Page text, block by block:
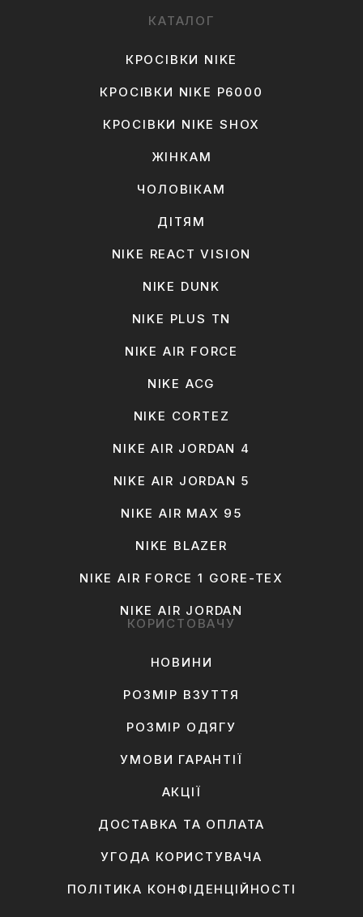
КАТАЛОГ
КРОСІВКИ NIKE
КРОСІВКИ NIKE P6000
КРОСІВКИ NIKE SHOX
ЖІНКАМ
ЧОЛОВІКАМ
ДІТЯМ
NIKE REACT VISION
NIKE DUNK
NIKE PLUS TN
NIKE AIR FORCE
NIKE ACG
NIKE CORTEZ
NIKE AIR JORDAN 4
NIKE AIR JORDAN 5
NIKE AIR MAX 95
NIKE BLAZER
NIKE AIR FORCE 1 GORE-TEX
NIKE AIR JORDAN
КОРИСТОВАЧУ
НОВИНИ
РОЗМІР ВЗУТТЯ
РОЗМІР ОДЯГУ
УМОВИ ГАРАНТІЇ
АКЦІЇ
ДОСТАВКА ТА ОПЛАТА
УГОДА КОРИСТУВАЧА
ПОЛІТИКА КОНФІДЕНЦІЙНОСТІ